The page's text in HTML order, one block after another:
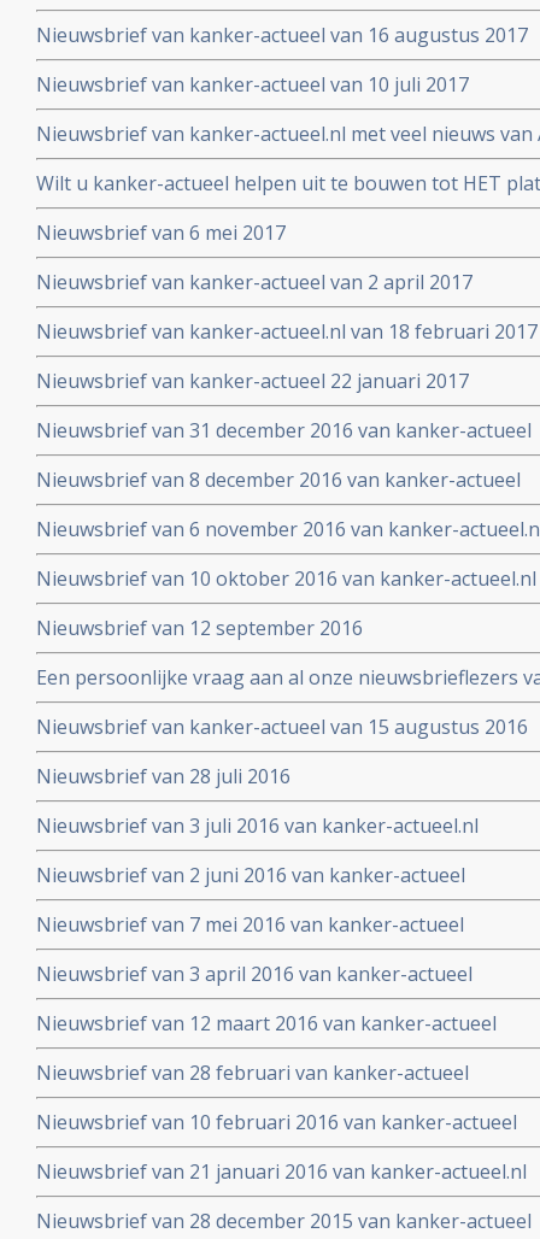
Nieuwsbrief van kanker-actueel van 16 augustus 2017
Nieuwsbrief van kanker-actueel van 10 juli 2017
Nieuwsbrief van kanker-actueel.nl met veel nieuws van
2017
Wilt u kanker-actueel helpen uit te bouwen tot HET
hun naasten?
Nieuwsbrief van 6 mei 2017
Nieuwsbrief van kanker-actueel van 2 april 2017
Nieuwsbrief van kanker-actueel.nl van 18 februari 2017
Nieuwsbrief van kanker-actueel 22 januari 2017
Nieuwsbrief van 31 december 2016 van kanker-actueel
Nieuwsbrief van 8 december 2016 van kanker-actueel
Nieuwsbrief van 6 november 2016 van kanker-
Nieuwsbrief van 10 oktober 2016 van kanker-actueel.nl
Nieuwsbrief van 12 september 2016
Een persoonlijke vraag aan al onze nieuwsbrieflezers
Nieuwsbrief van kanker-actueel van 15 augustus 2016
Nieuwsbrief van 28 juli 2016
Nieuwsbrief van 3 juli 2016 van kanker-actueel.nl
Nieuwsbrief van 2 juni 2016 van kanker-actueel
Nieuwsbrief van 7 mei 2016 van kanker-actueel
Nieuwsbrief van 3 april 2016 van kanker-actueel
Nieuwsbrief van 12 maart 2016 van kanker-actueel
Nieuwsbrief van 28 februari van kanker-actueel
Nieuwsbrief van 10 februari 2016 van kanker-actueel
Nieuwsbrief van 21 januari 2016 van kanker-actueel.nl
Nieuwsbrief van 28 december 2015 van kanker-actueel